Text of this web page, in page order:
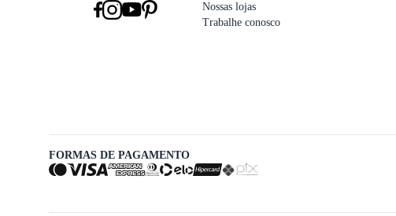
Nossas lojas
Trabalhe conosco
FORMAS DE PAGAMENTO